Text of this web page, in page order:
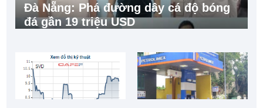
Đà Nẵng: Phá đường dây cá độ bóng
đá gần 19 triệu USD